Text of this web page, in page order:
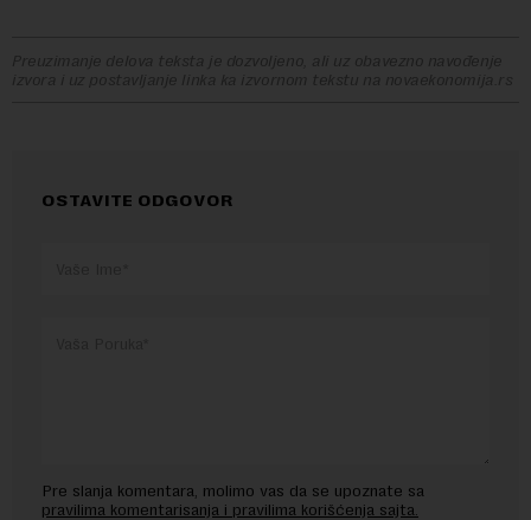
Preuzimanje delova teksta je dozvoljeno, ali uz obavezno navođenje
izvora i uz postavljanje linka ka izvornom tekstu na novaekonomija.rs
OSTAVITE ODGOVOR
Pre slanja komentara, molimo vas da se upoznate sa
pravilima komentarisanja i pravilima korišćenja sajta.